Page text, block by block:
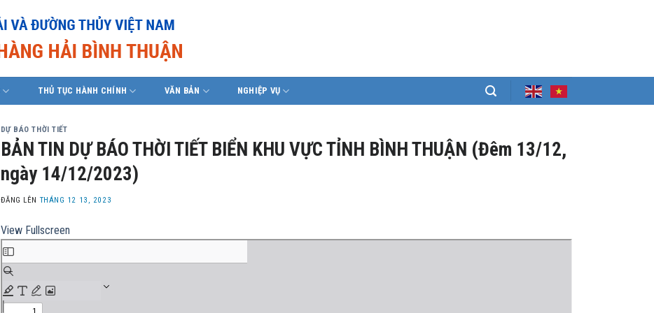
THỦ TỤC HÀNH CHÍNH VĂN BẢN NGHIỆP VỤ
DỰ BÁO THỜI TIẾT
BẢN TIN DỰ BÁO THỜI TIẾT BIỂN KHU VỰC TỈNH BÌNH THUẬN (Đêm 13/12,
ngày 14/12/2023)
ĐĂNG LÊN THÁNG 12 13, 2023
View Fullscreen